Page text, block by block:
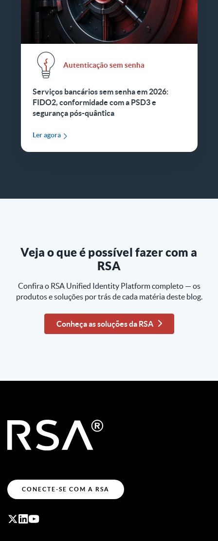
Autenticação sem senha
Serviços bancários sem senha em 2026:
FIDO2, conformidade com a PSD3 e
segurança pós-quântica
Ler agora
Veja o que é possível fazer com a
RSA
Confira o RSA Unified Identity Platform completo — os
produtos e soluções por trás de cada matéria deste blog.
Conheça as soluções da RSA
CONECTE-SE COM A RSA